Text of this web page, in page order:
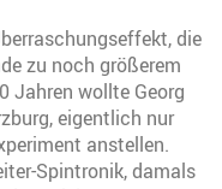
die
zu noch größerem
Jahren wollte Georg
eigentlich nur
anstellen.
Spintronik, damals